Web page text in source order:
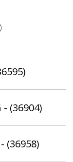
- (36904)
(36958)